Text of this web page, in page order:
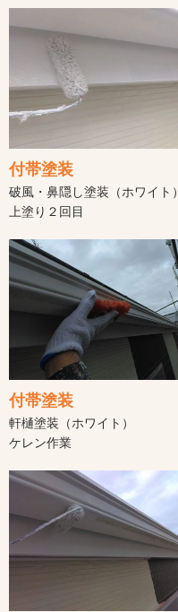
付帯塗装
破風・鼻隠し塗装（ホワイト）
上塗り２回目
付帯塗装
軒樋塗装（ホワイト）
ケレン作業